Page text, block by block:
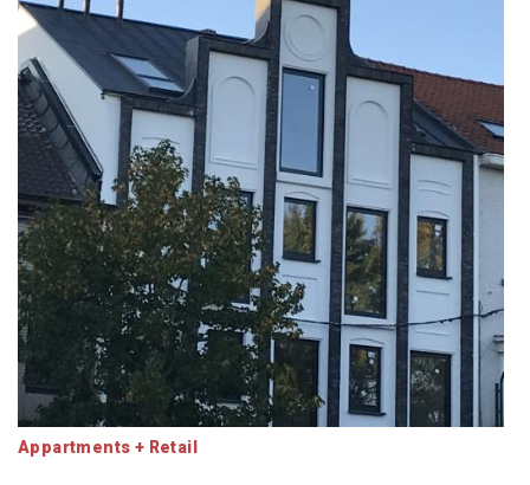
Appartments + Retail